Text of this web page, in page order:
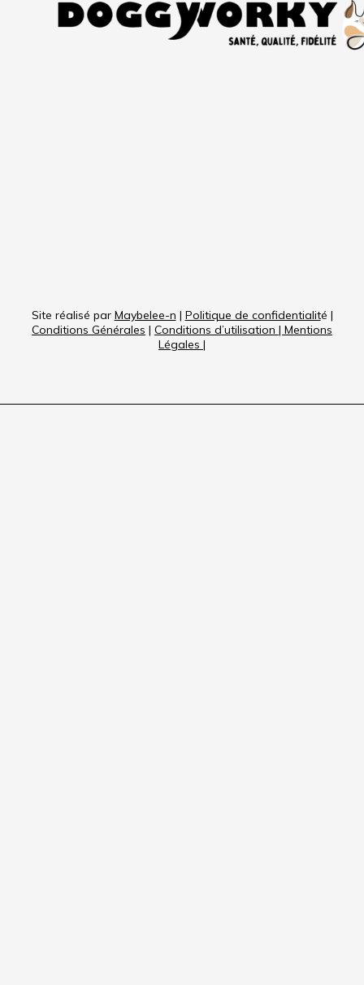
Site réalisé par Maybelee-n | Politique de confidentialité |
Conditions Générales | Conditions d’utilisation | Mentions
Légales |